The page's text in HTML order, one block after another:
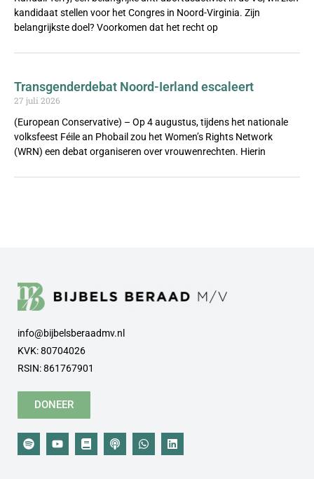
kandidaat stellen voor het Congres in Noord-Virginia. Zijn
belangrijkste doel? Voorkomen dat het recht op
Transgenderdebat Noord-Ierland escaleert
27 juli 2026
(European Conservative) – Op 4 augustus, tijdens het nationale
volksfeest Féile an Phobail zou het Women’s Rights Network
(WRN) een debat organiseren over vrouwenrechten. Hierin
info@bijbelsberaadmv.nl
KVK: 80704026
RSIN: 861767901
DONEER